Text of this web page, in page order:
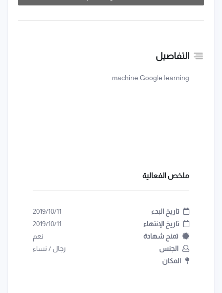
التفاصيل
machine Google learning
ملخص الفعالية
تاريخ البدء
2019/10/11
تاريخ الإنتهاء
2019/10/11
تمنح شهادة
نعم
الجنس
رجال / نساء
المكان